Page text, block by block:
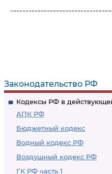
Законодательство РФ
Кодексы РФ в
АПК РФ
Бюджетный кодекс
Водный кодекс РФ
Воздушный кодекс РФ
ГК РФ часть 1